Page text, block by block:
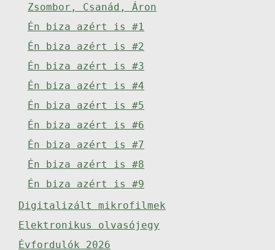
Zsombor, Csanád, Áron
Én biza azért is #1
Én biza azért is #2
Én biza azért is #3
Én biza azért is #4
Én biza azért is #5
Én biza azért is #6
Én biza azért is #7
Én biza azért is #8
Én biza azért is #9
Digitalizált mikrofilmek
Elektronikus olvasójegy
Évfordulók 2026